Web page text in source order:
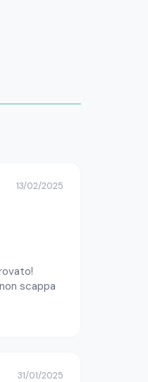
13/02/2025
scappa
31/01/2025